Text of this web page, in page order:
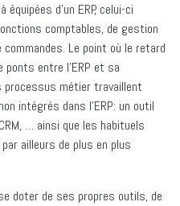
d’un ERP, celui-ci
comptables, de gestion
Le point où le retard
entre l’ERP et sa
processus métier travaillent
intégrés dans l’ERP: un outil
… ainsi que les habituels
ailleurs de plus en plus
doter de ses propres outils, de